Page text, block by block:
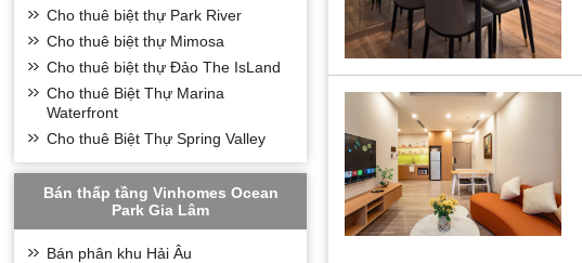
Cho thuê biệt thự Park River
Cho thuê biệt thự Mimosa
Cho thuê biệt thự Đảo The IsLand
Cho thuê Biệt Thự Marina
Waterfront
Cho thuê Biệt Thự Spring Valley
Bán thấp tầng Vinhomes Ocean
Park Gia Lâm
Bán phân khu Hải Âu